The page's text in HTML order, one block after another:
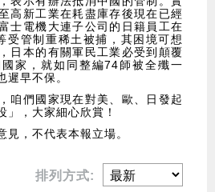
高新工業在耗盡庫存後現在已經
士電機大連子公司的日籍員工在
受管制重稀土被捕，其困境可想
日本的有關軍民工業必受到顛覆
家，就如同整編74師被全殲一
遲早不保。
咱們國家現在對美、歐、日發起
」，大家細心欣賞！
見，不代表本報立場。
排列方式: